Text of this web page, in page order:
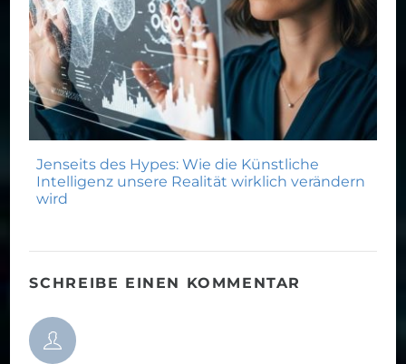
Jenseits des Hypes: Wie die Künstliche
Intelligenz unsere Realität wirklich verändern
wird
SCHREIBE EINEN KOMMENTAR